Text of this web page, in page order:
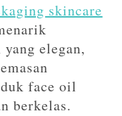
skincare
elegan,
face oil
berkelas.